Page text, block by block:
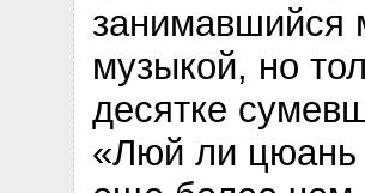
занимавшийся
музыкой, но
десятке
«Люй ли